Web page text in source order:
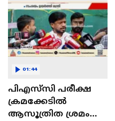
പിഎസ്‌സി പരീക്ഷ
ക്രമക്കേടില്‍
ആസൂത്രിത ശ്രമം
01:44